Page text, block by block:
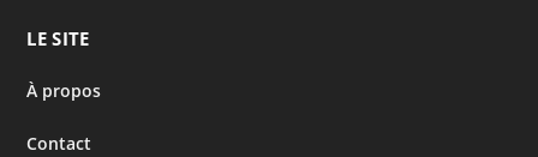
LE SITE
À propos
Contact